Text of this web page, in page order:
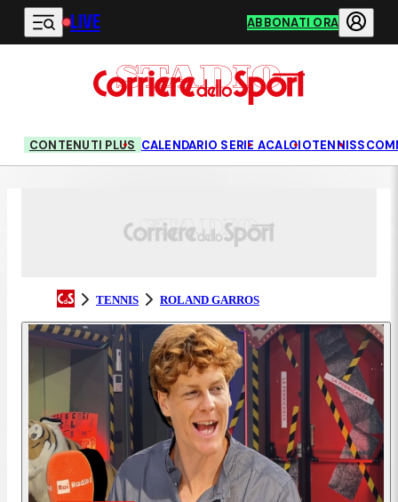
Vai al contenuto principale
LIVE ABBONATI ORA
CONTENUTI PLUS CALENDARIO SERIE ACALCIOTENNIS
TENNIS ROLAND GARROS